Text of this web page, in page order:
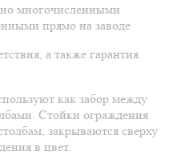
многочисленными
прямо на заводе
а также гарантия
как забор между
Стойки ограждения
закрываются сверху
в цвет.